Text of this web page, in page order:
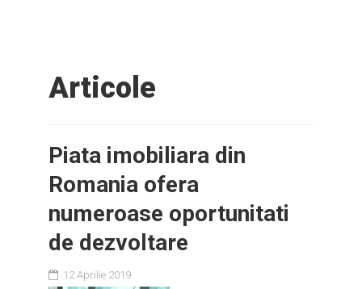
Articole
Piata imobiliara din
Romania ofera
numeroase oportunitati
de dezvoltare
12 Aprilie 2019